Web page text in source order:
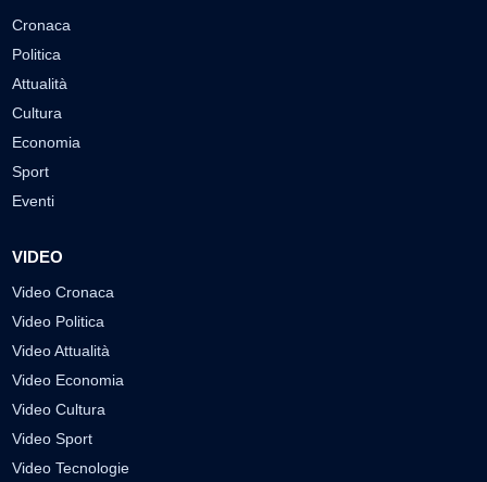
Cronaca
Politica
Attualità
Cultura
Economia
Sport
Eventi
VIDEO
Video Cronaca
Video Politica
Video Attualità
Video Economia
Video Cultura
Video Sport
Video Tecnologie